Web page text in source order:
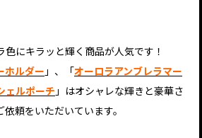
にキラッと輝く商品が人気です！
ホルダー 」、「オーロラアンブレラマー
ェルポーチ 」はオシャレな輝きと豪華さ
頼をいただいています。